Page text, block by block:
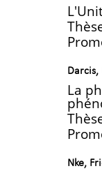
Darcis,
La
Nke,